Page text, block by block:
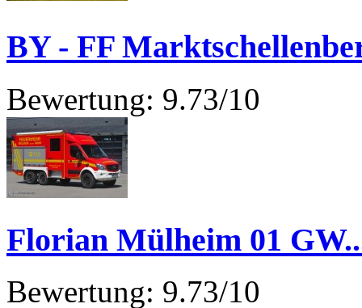
BY - FF
Bewertung: 9.73/10
Florian Mülheim 01
Bewertung: 9.73/10